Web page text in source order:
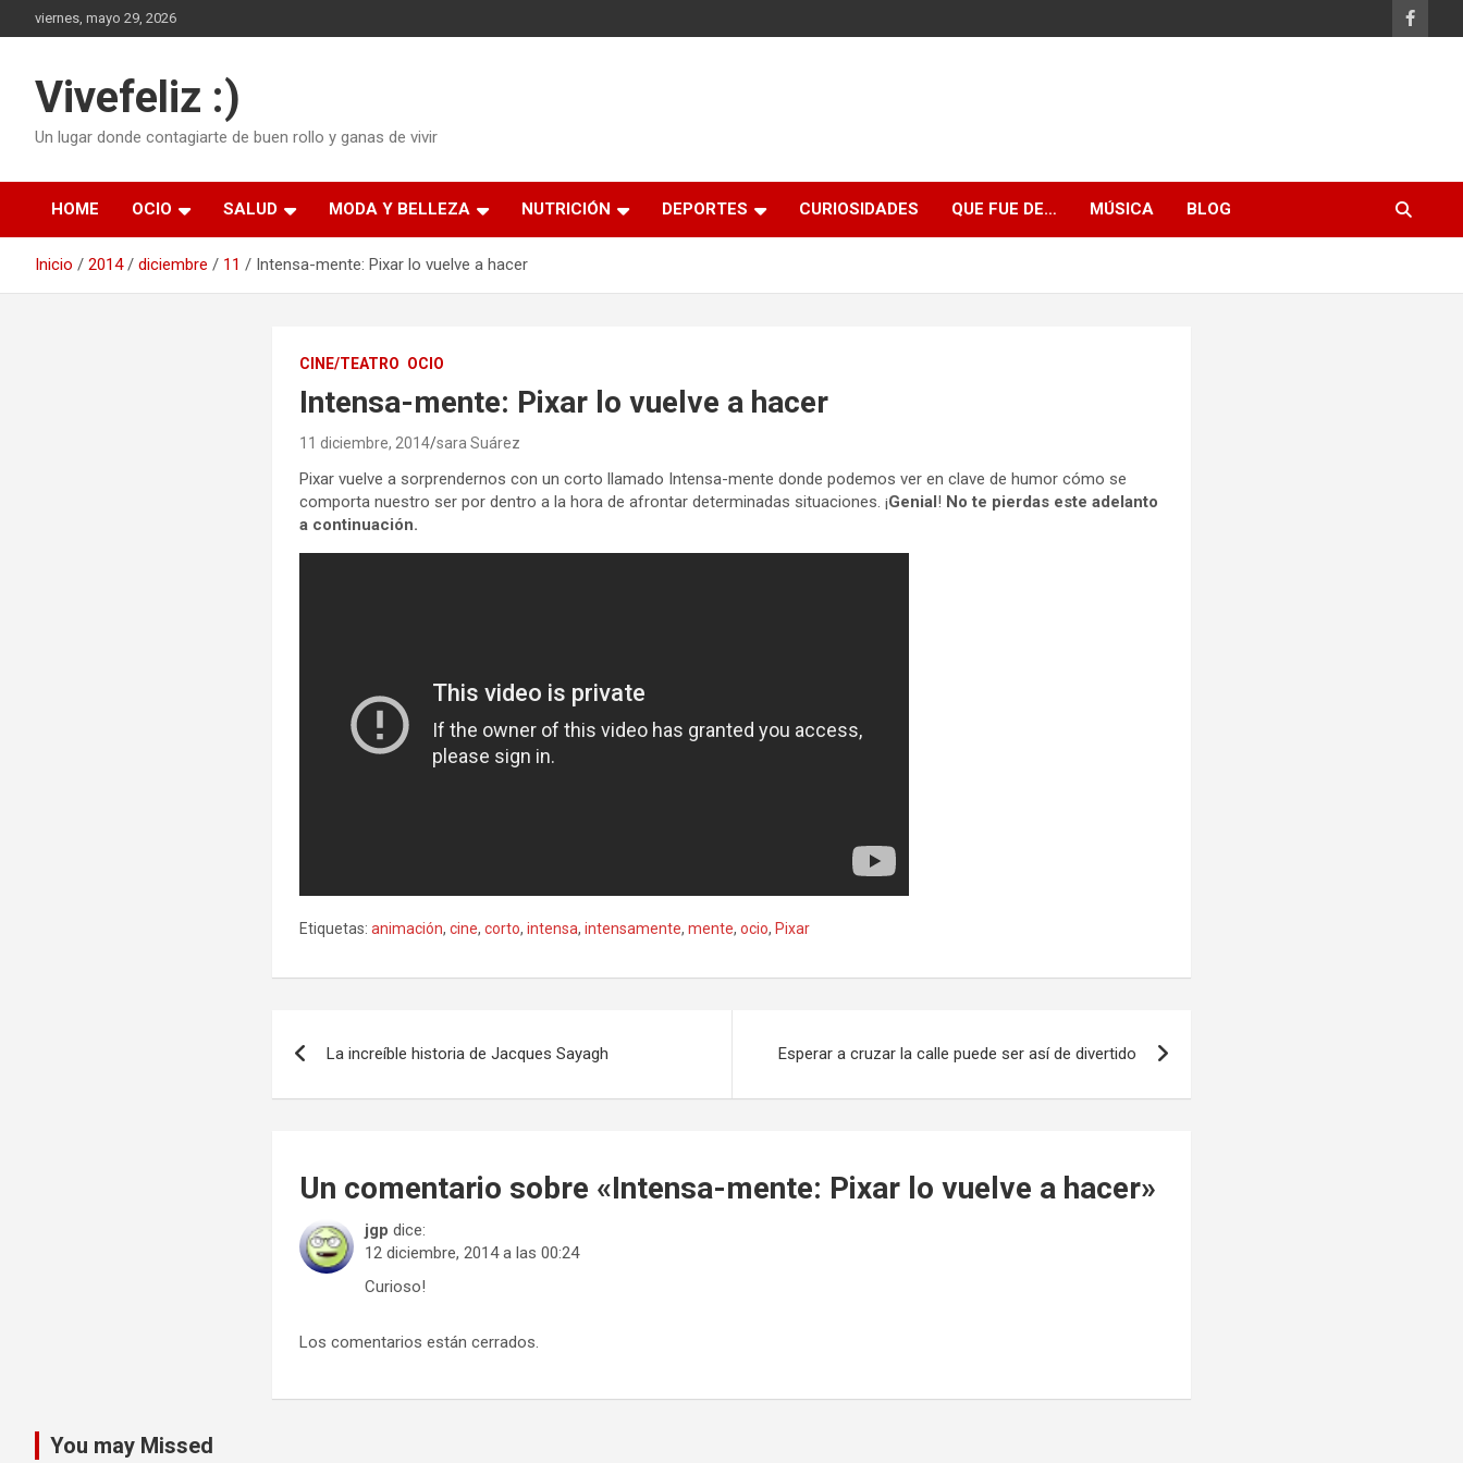
al
viernes, mayo 29, 2026
Vivefeliz :)
Un lugar donde contagiarte de buen rollo y ganas de vivir
HOME OCIO SALUD MODA Y BELLEZA NUTRICIÓN DEPORTES CURIOSIDADES QUE FUE DE… MÚSICA BLOG
Inicio 2014 diciembre 11 Intensa-mente: Pixar lo vuelve a hacer
CINE/TEATRO OCIO
Intensa-mente: Pixar lo vuelve a hacer
11 diciembre, 2014 sara Suárez
Pixar vuelve a sorprendernos con un corto llamado Intensa-mente donde podemos ver en clave de humor cómo se
comporta nuestro ser por dentro a la hora de afrontar determinadas situaciones. ¡Genial! No te pierdas este adelanto
a continuación.
Etiquetas: animación,cine,corto,intensa,intensamente,mente,ocio, Pixar
de
La increíble historia de Jacques Sayagh Esperar a cruzar la calle puede ser así de divertido
Un comentario sobre «Intensa-mente: Pixar lo vuelve a hacer»
jgp dice:
12 diciembre, 2014 a las 00:24
Curioso!
Los comentarios están cerrados.
You may Missed